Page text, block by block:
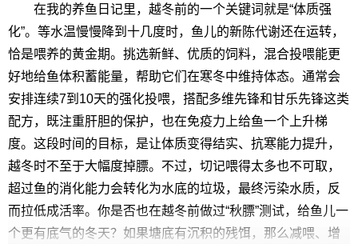
在我的养鱼日记里，越冬前的一个关键词就是“体质强
化”。等水温慢慢降到十几度时，鱼儿的新陈代谢还在运转，
恰是喂养的黄金期。挑选新鲜、优质的饲料，混合投喂能更
好地给鱼体积蓄能量，帮助它们在寒冬中维持体态。通常会
安排连续7到10天的强化投喂，搭配多维先锋和甘乐先锋这类
配方，既注重肝胆的保护，也在免疫力上给鱼一个上升梯
度。这段时间的目标，是让体质变得结实、抗寒能力提升，
越冬时不至于大幅度掉膘。不过，切记喂得太多也不可取，
超过鱼的消化能力会转化为水底的垃圾，最终污染水质，反
而拉低成活率。你是否也在越冬前做过“秋膘”测试，给鱼儿一
个更有底气的冬天？如果塘底有沉积的残饵，那么减喂、增